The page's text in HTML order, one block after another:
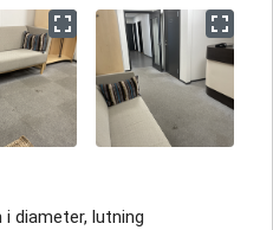
diameter, lutning